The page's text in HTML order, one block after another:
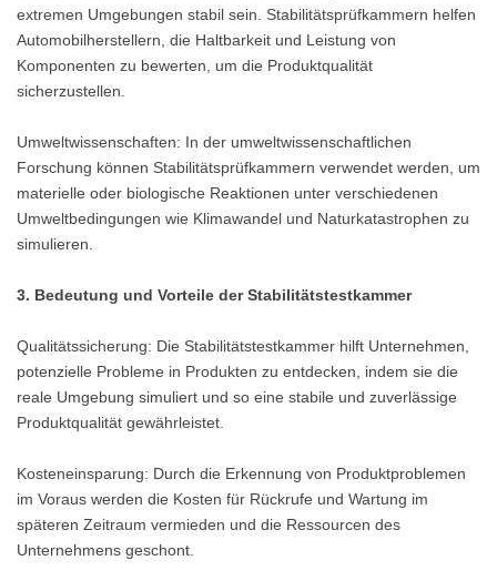
extremen Umgebungen stabil sein. Stabilitätsprüfkammern helfen
Automobilherstellern, die Haltbarkeit und Leistung von
Komponenten zu bewerten, um die Produktqualität
sicherzustellen.
Umweltwissenschaften: In der umweltwissenschaftlichen
Forschung können Stabilitätsprüfkammern verwendet werden, um
materielle oder biologische Reaktionen unter verschiedenen
Umweltbedingungen wie Klimawandel und Naturkatastrophen zu
simulieren.
3. Bedeutung und Vorteile der Stabilitätstestkammer
Qualitätssicherung: Die Stabilitätstestkammer hilft Unternehmen,
potenzielle Probleme in Produkten zu entdecken, indem sie die
reale Umgebung simuliert und so eine stabile und zuverlässige
Produktqualität gewährleistet.
Kosteneinsparung: Durch die Erkennung von Produktproblemen
im Voraus werden die Kosten für Rückrufe und Wartung im
späteren Zeitraum vermieden und die Ressourcen des
Unternehmens geschont.